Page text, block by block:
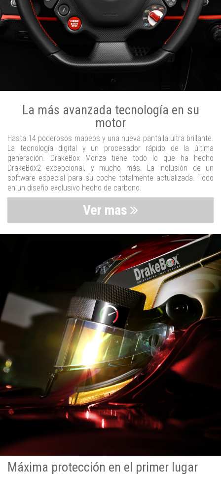
La más avanzada tecnología en su
motor
Hasta 14 poderosos mapeos y una nueva pantalla ultra brillante.
La tecnología digital y un procesador rápido de la última
generación. DrakeBox Monza tiene todo lo que ha hecho
DrakeBox2 excepcional, y mucho más. La inclusión de un
software especial para su coche totalmente actualizada. Todo
en un diseño exclusivo hecho de carbono.
Ver mas
Máxima protección en el primer lugar